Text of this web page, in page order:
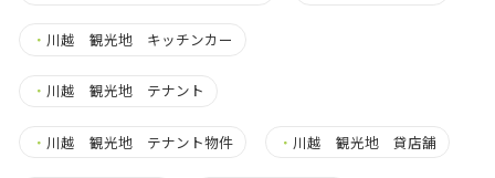
・ 川越 観光地 キッチンカー
・ 川越 観光地 テナント
・ 川越 観光地 テナント物件 ・ 川越 観光地 貸店舗